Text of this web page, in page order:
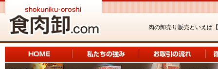
肉の卸売り販売といえば【